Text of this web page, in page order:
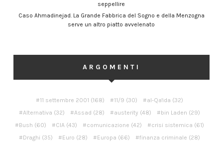
seppellire
Caso Ahmadinejad. La Grande Fabbrica del Sogno e della Menzogna
serve un altro piatto avvelenato
ARGOMENTI
11 settembre 2001 (168) 11/9 (30) al-Qa'ida (32)
Alternativa (32) Assad (28) austerity (48) bin Laden (29)
Bush (60) CIA(43) comunicazione (42) crisi sistemica (61)
Draghi (35) Euro (28) Europa (66) finanza criminale (28)